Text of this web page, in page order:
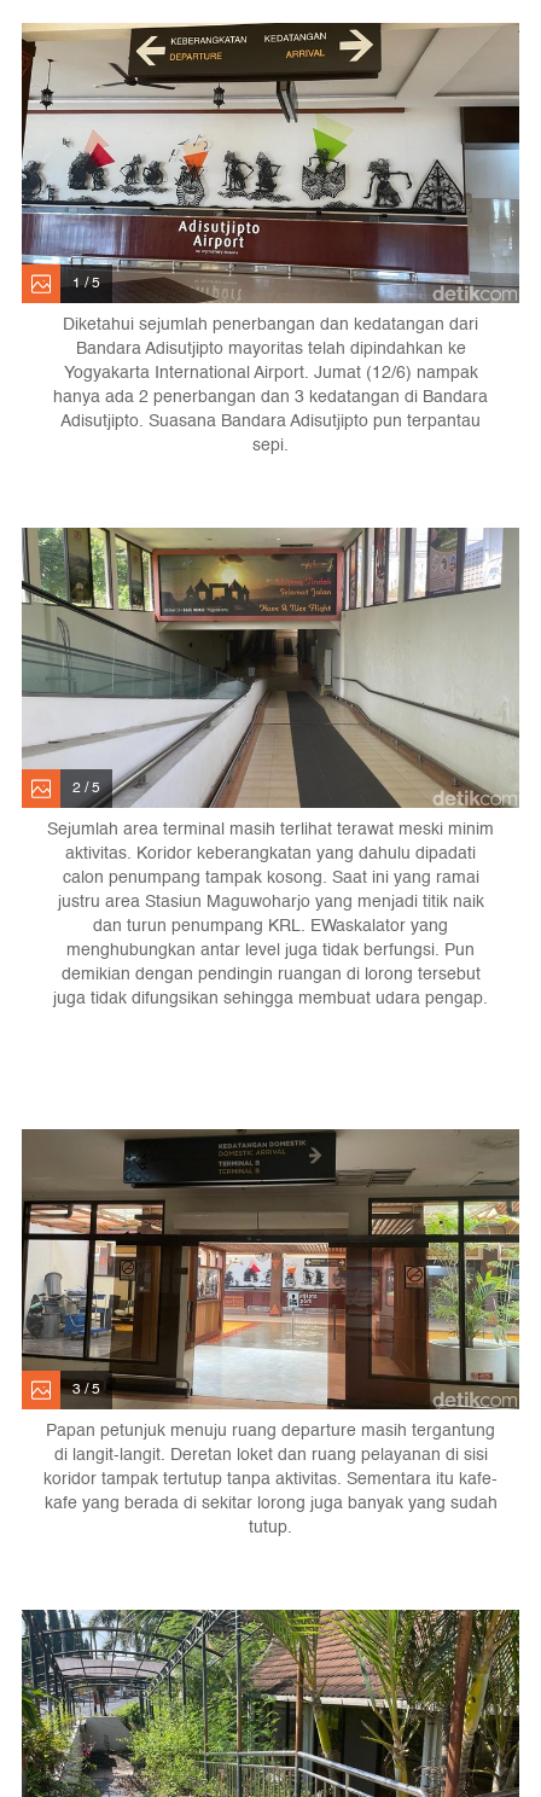
1 / 5
Diketahui sejumlah penerbangan dan kedatangan dari
Bandara Adisutjipto mayoritas telah dipindahkan ke
Yogyakarta International Airport. Jumat (12/6) nampak
hanya ada 2 penerbangan dan 3 kedatangan di Bandara
Adisutjipto. Suasana Bandara Adisutjipto pun terpantau
sepi.
2 / 5
Sejumlah area terminal masih terlihat terawat meski minim
aktivitas. Koridor keberangkatan yang dahulu dipadati
calon penumpang tampak kosong. Saat ini yang ramai
justru area Stasiun Maguwoharjo yang menjadi titik naik
dan turun penumpang KRL. EWaskalator yang
menghubungkan antar level juga tidak berfungsi. Pun
demikian dengan pendingin ruangan di lorong tersebut
juga tidak difungsikan sehingga membuat udara pengap.
3 / 5
Papan petunjuk menuju ruang departure masih tergantung
di langit-langit. Deretan loket dan ruang pelayanan di sisi
koridor tampak tertutup tanpa aktivitas. Sementara itu kafe-
kafe yang berada di sekitar lorong juga banyak yang sudah
tutup.